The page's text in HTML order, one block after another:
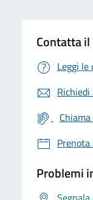
Contatta
Leggi
Problemi